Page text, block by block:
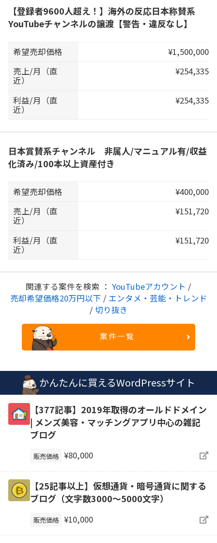
【登録者9600人超え！】海外の反応日本称賛系
YouTubeチャンネルの譲渡【警告・違反なし】
希望売却価格
¥1,500,000
売上/月（直
近）
¥254,335
利益/月（直
近）
¥254,335
日本賞賛系チャンネル 非属人/マニュアル有/収益
化済み/100本以上資産付き
希望売却価格
¥400,000
売上/月（直
近）
¥151,720
利益/月（直
近）
¥151,720
関連する案件を検索 ： YouTubeアカウント /
売却希望価格20万円以下 / エンタメ・芸能・トレンド
/ 切り抜き
案件一覧
かんたんに買えるWordPressサイト
【377記事】2019年取得のオールドドメイン
| メンズ美容・マッチングアプリ中心の雑記
ブログ
販売価格 ¥80,000
【25記事以上】仮想通貨・暗号通貨に関する
ブログ（文字数3000～5000文字）
販売価格 ¥10,000